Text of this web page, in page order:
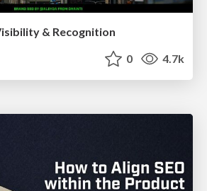
& Recognition
0 4.7k